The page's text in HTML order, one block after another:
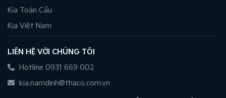
Kia Toàn Cầu
Kia Việt Nam
LIÊN HỆ VỚI CHÚNG TÔI
Hotline 0931 669 002
kia.namdinh@thaco.com.vn